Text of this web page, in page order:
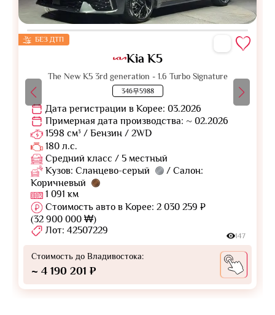
БЕЗ ДТП
Kia K5
The New K5 3rd generation - 1.6 Turbo Signature
346무5988
Дата регистрации в Корее: 03.2026
Примерная дата производства: ~ 02.2026
1598 см³ / Бензин / 2WD
180 л.с.
Средний класс / 5 местный
Кузов: Сланцево-серый
/ Салон:
Коричневый
1 091 км
Стоимость авто в Корее: 2 030 259 ₽
(32 900 000 ₩)
Лот: 42507229
147
Стоимость до Владивостока:
~ 4 190 201 ₽